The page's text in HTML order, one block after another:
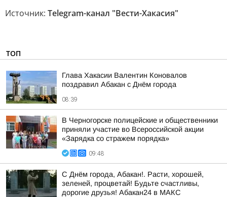
Источник: Telegram-канал "Вести-Хакасия"
ТОП
Глава Хакасии Валентин Коновалов
поздравил Абакан с Днём города
08:39
В Черногорске полицейские и общественники
приняли участие во Всероссийской акции
«Зарядка со стражем порядка»
09:48
С Днём города, Абакан!. Расти, хорошей,
зеленей, процветай! Будьте счастливы,
дорогие друзья! Абакан24 в МАКС